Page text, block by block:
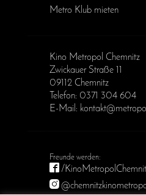
Metro Klub mieten
Kino Metropol Chemnitz
Zwickauer Straße 11
09112 Chemnitz
Telefon: 0371 304 604
E-Mail:
/